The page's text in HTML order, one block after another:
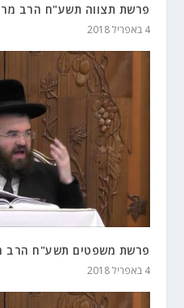
פרשת תצווה תשע"ח הרב
4 באפריל 2018
פרשת משפטים תשע"ח הרב
4 באפריל 2018